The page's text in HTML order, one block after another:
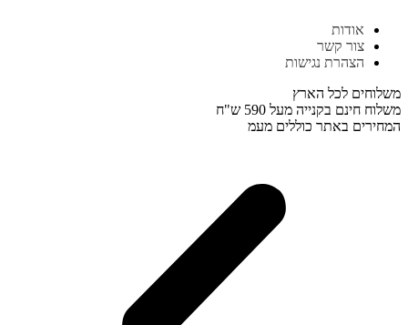
לתוכן
אודות
צור קשר
הצהרת נגישות
משלוחים לכל הארץ
משלוח חינם בקנייה מעל 590 ש"ח
המחירים באתר כוללים מעמ